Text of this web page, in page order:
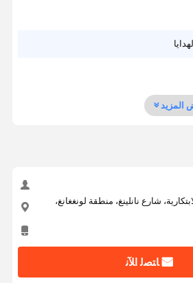
المزيد
الابتكارية، شارع نانلينغ، منطقة لونغغانغ،
ﺎﺘﺼﻟ ﺍﻶﻧ